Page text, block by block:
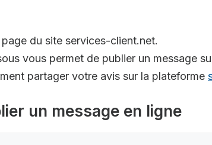
page du site services-client.net.
vous permet de publier un message
partager votre avis sur la plateforme
un message en ligne